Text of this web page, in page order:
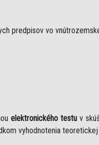
predpisov vo
elektronického testuv
vyhodnotenia